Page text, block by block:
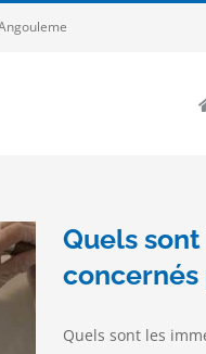
Quels
concernés
Quels sont les